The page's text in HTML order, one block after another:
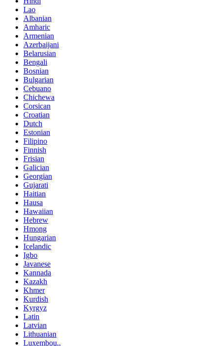
Lao
Albanian
Amharic
Armenian
Azerbaijani
Belarusian
Bengali
Bosnian
Bulgarian
Cebuano
Chichewa
Corsican
Croatian
Dutch
Estonian
Filipino
Finnish
Frisian
Galician
Georgian
Gujarati
Haitian
Hausa
Hawaiian
Hebrew
Hmong
Hungarian
Icelandic
Igbo
Javanese
Kannada
Kazakh
Khmer
Kurdish
Kyrgyz
Latin
Latvian
Lithuanian
Luxembou..